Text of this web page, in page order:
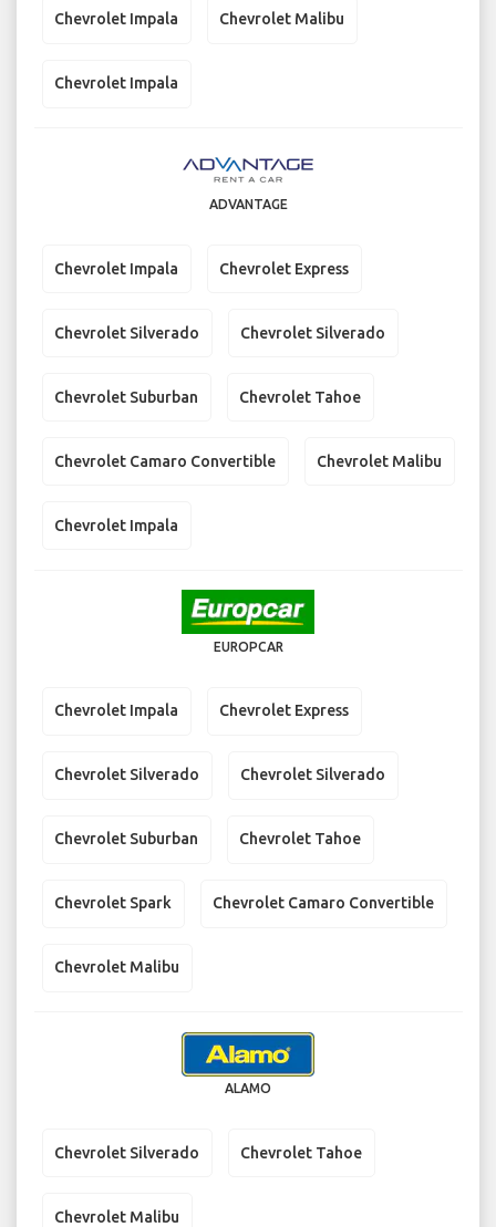
Chevrolet Impala Chevrolet Malibu
Chevrolet Impala
ADVANTAGE
Chevrolet Impala Chevrolet Express
Chevrolet Silverado Chevrolet Silverado
Chevrolet Suburban Chevrolet Tahoe
Chevrolet Camaro Convertible Chevrolet Malibu
Chevrolet Impala
EUROPCAR
Chevrolet Impala Chevrolet Express
Chevrolet Silverado Chevrolet Silverado
Chevrolet Suburban Chevrolet Tahoe
Chevrolet Spark Chevrolet Camaro Convertible
Chevrolet Malibu
ALAMO
Chevrolet Silverado Chevrolet Tahoe
Chevrolet Malibu